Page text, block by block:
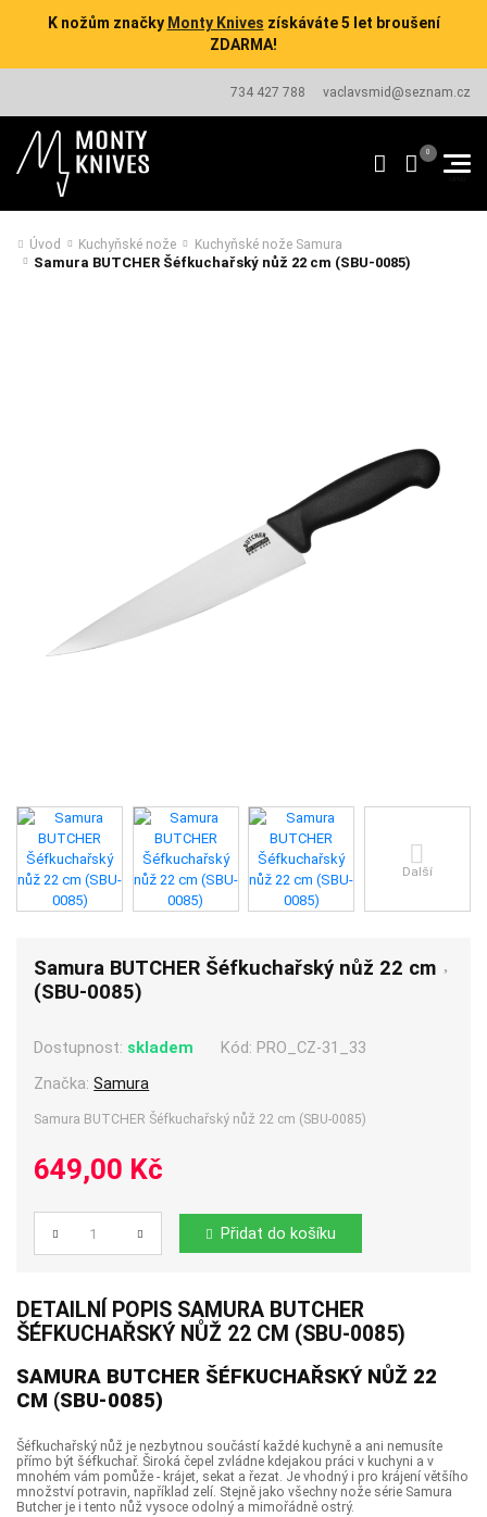
K nožům značky Monty Knives získáváte 5 let broušení
ZDARMA!
734 427 788 vaclavsmid@seznam.cz
Úvod Kuchyňské nože Kuchyňské nože Samura
Samura BUTCHER Šéfkuchařský nůž 22 cm (SBU-0085)
Další
Samura BUTCHER Šéfkuchařský nůž 22 cm
(SBU-0085)
Dostupnost: skladem Kód: PRO_CZ-31_33
Značka:Samura
Samura BUTCHER Šéfkuchařský nůž 22 cm (SBU-0085)
649,00 Kč
Počet Přidat do košíku
DETAILNÍ POPIS SAMURA BUTCHER
ŠÉFKUCHAŘSKÝ NŮŽ 22 CM (SBU-0085)
SAMURA BUTCHER ŠÉFKUCHAŘSKÝ NŮŽ 22
CM (SBU-0085)
Šéfkuchařský nůž je nezbytnou součástí každé kuchyně a ani nemusíte
přímo být šéfkuchař. Široká čepel zvládne kdejakou práci v kuchyni a v
mnohém vám pomůže - krájet, sekat a řezat. Je vhodný i pro krájení většího
množství potravin, například zelí. Stejně jako všechny nože série Samura
Butcher je i tento nůž vysoce odolný a mimořádně ostrý.